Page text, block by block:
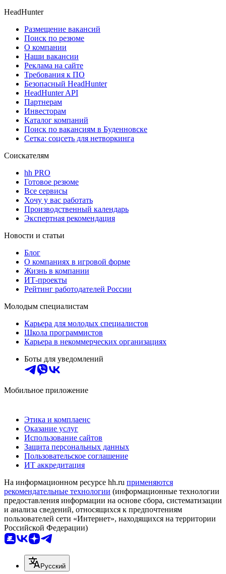
HeadHunter
Размещение вакансий
Поиск по резюме
О компании
Наши вакансии
Реклама на сайте
Требования к ПО
Безопасный HeadHunter
HeadHunter API
Партнерам
Инвесторам
Каталог компаний
Поиск по вакансиям в Буденновске
Сетка: соцсеть для нетворкинга
Соискателям
hh PRO
Готовое резюме
Все сервисы
Хочу у вас работать
Производственный календарь
Экспертная рекомендация
Новости и статьи
Блог
О компаниях в игровой форме
Жизнь в компании
ИТ-проекты
Рейтинг работодателей России
Молодым специалистам
Карьера для молодых специалистов
Школа программистов
Карьера в некоммерческих организациях
Боты для уведомлений
Мобильное приложение
Этика и комплаенс
Оказание услуг
Использование сайтов
Защита персональных данных
Пользовательское соглашение
ИТ аккредитация
На информационном ресурсе hh.ru применяются
рекомендательные технологии (информационные технологии
предоставления информации на основе сбора, систематизации
и анализа сведений, относящихся к предпочтениям
пользователей сети «Интернет», находящихся на территории
Российской Федерации)
Русский